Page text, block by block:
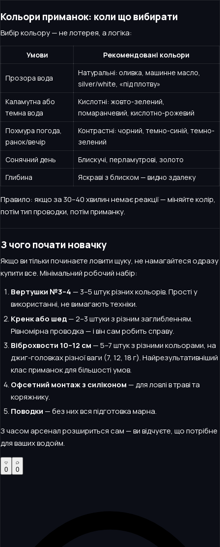
Кольори приманок: коли що вибирати
Вибір кольору — не лотерея, а логіка:
Умови Рекомендовані кольори
Прозора вода
Натуральні: оливка, машинне масло,
silver/white, «під плотву»
Каламутна або
темна вода
Кислотні: жовто-зелений,
помаранчевий, кислотно-рожевий
Похмура погода,
ранок/вечір
Контрастні: чорний, темно-синій, темно-
зелений
Сонячний день
Блискучі, перламутрові, золото
Глибина
Яскраві з блиском — видно здалеку
Правило: якщо за 30–40 хвилин немає реакції — міняйте колір,
потім тип проводки, потім приманку.
З чого почати новачку
Якщо ви тільки починаєте ловити щуку, не намагайтеся одразу
купити все. Мінімальний робочий набір:
Вертушки №3–4 — 3–5 штук різних кольорів. Прості у
використанні, не вимагають техніки.
Кренк або шед— 2–3 штуки з різним заглибленням.
Рівномірна проводка — і він сам робить справу.
Віброхвости 10–12 см — 5–7 штук з різними кольорами, на
джиг-головках різної ваги (7, 12, 18 г). Найрезультативніший
клас приманок для більшості умов.
Офсетний монтаж з силіконом — для ловлі в траві та
коряжнику.
Поводки — без них вся підготовка марна.
З часом арсенал розшириться сам — ви відчуєте, що потрібне
для ваших водойм.
0 0